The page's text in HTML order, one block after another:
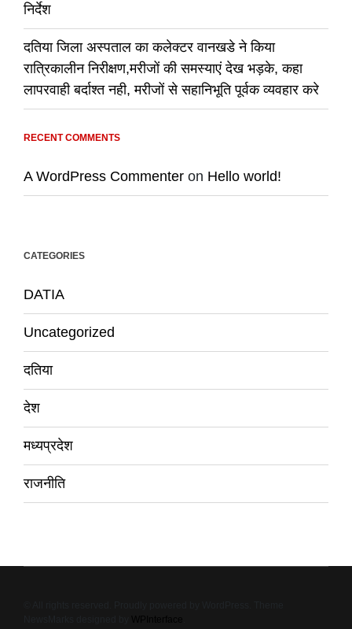
निर्देश
दतिया जिला अस्पताल का कलेक्टर वानखडे ने किया
रात्रिकालीन निरीक्षण,मरीजों की समस्याएं देख भड़के, कहा
लापरवाही बर्दाश्त नही, मरीजों से सहानिभूति पूर्वक व्यवहार करे
RECENT COMMENTS
A WordPress Commenter on Hello world!
CATEGORIES
DATIA
Uncategorized
दतिया
देश
मध्यप्रदेश
राजनीति